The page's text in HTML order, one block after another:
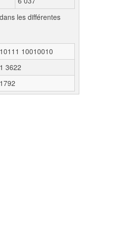
les différentes
10111 10010010
1 3622
1792